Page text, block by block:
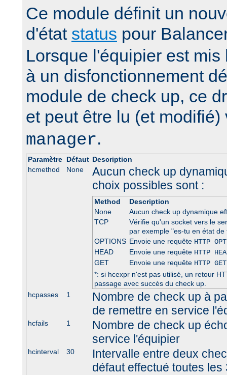
Ce module définit un
d'état status pour
Lorsque l'équipier est
à un disfonctionnement
module de check up, ce
et peut être lu (et
manager.
Paramètre Défaut Description
hcmethod
None
Aucun check up
choix possibles sont :
Method
Description
None
Aucun check up dynamique
TCP
Vérifie qu'un socket vers le
par exemple "es-tu en état de
OPTIONS Envoie une requête HTTP
HEAD
Envoie une requête HTTP
GET
Envoie une requête HTTP GET
*: si hcexpr n'est pas utilisé, un retour
passage avec succès du check up.
hcpasses
1
Nombre de check up à
de remettre en service
hcfails 1
Nombre de check up
service l'équipier
hcinterval 30
Intervalle entre deux
défaut effectué toutes